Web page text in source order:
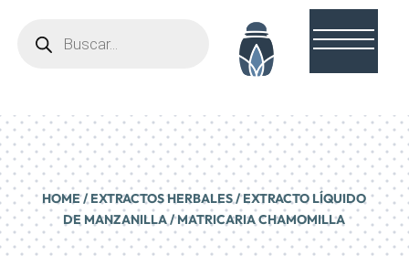
productos
HOME/EXTRACTOS HERBALES/ EXTRACTO LÍQUIDO
DE MANZANILLA / MATRICARIA CHAMOMILLA